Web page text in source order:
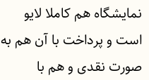
نمایشگاه هم کاملا لایو
است و پرداخت با آن هم به
صورت نقدی و هم با